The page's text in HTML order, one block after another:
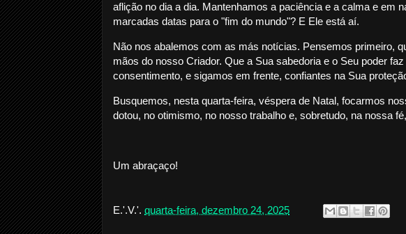
aflição no dia a dia. Mantenhamos a paciência e a calma e em
marcadas datas para o "fim do mundo"? E Ele está aí.
Não nos abalemos com as más notícias. Pensemos primeiro,
mãos do nosso Criador. Que a Sua sabedoria e o Seu poder
consentimento, e sigamos em frente, confiantes na Sua
Busquemos, nesta quarta-feira, véspera de Natal, focarmos
dotou, no otimismo, no nosso trabalho e, sobretudo, na nossa
Um abraçaço!
E.'.V.'. quarta-feira, dezembro 24, 2025